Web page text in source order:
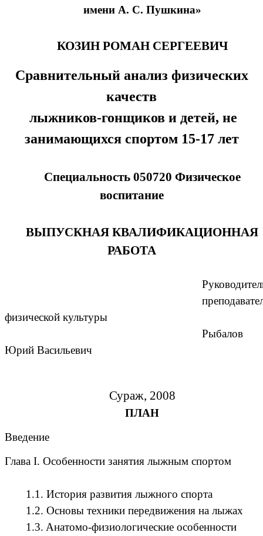
имени А. С. Пушкина»
КОЗИН РОМАН СЕРГЕЕВИЧ
Сравнительный анализ физических
качеств
лыжников-гонщиков и детей, не
занимающихся спортом 15-17 лет
Специальность 050720 Физическое
воспитание
ВЫПУСКНАЯ КВАЛИФИКАЦИОННАЯ
РАБОТА
физической культуры
Рыбалов
Юрий Васильевич
Сураж, 2008
ПЛАН
Введение
Глава I. Особенности занятия лыжным спортом
1.1. История развития лыжного спорта
1.2. Основы техники передвижения на лыжах
1.3. Анатомо-физиологические особенности